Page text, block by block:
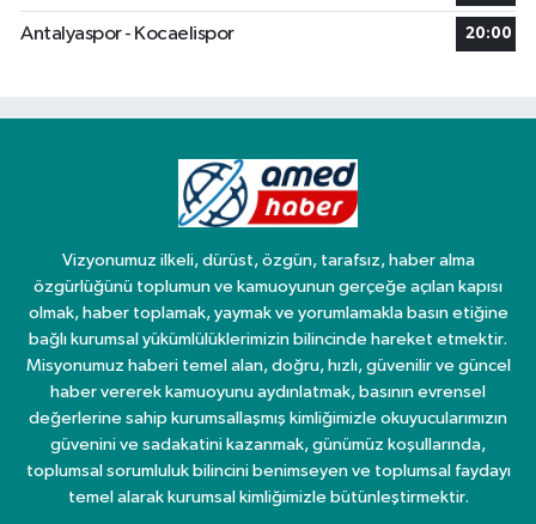
Antalyaspor - Kocaelispor 20:00
Vizyonumuz ilkeli, dürüst, özgün, tarafsız, haber alma
özgürlüğünü toplumun ve kamuoyunun gerçeğe açılan kapısı
olmak, haber toplamak, yaymak ve yorumlamakla basın etiğine
bağlı kurumsal yükümlülüklerimizin bilincinde hareket etmektir.
Misyonumuz haberi temel alan, doğru, hızlı, güvenilir ve güncel
haber vererek kamuoyunu aydınlatmak, basının evrensel
değerlerine sahip kurumsallaşmış kimliğimizle okuyucularımızın
güvenini ve sadakatini kazanmak, günümüz koşullarında,
toplumsal sorumluluk bilincini benimseyen ve toplumsal faydayı
temel alarak kurumsal kimliğimizle bütünleştirmektir.